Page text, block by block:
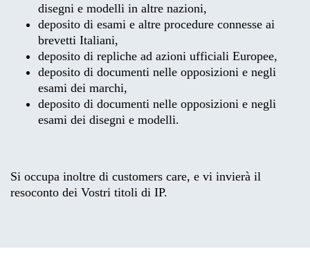
disegni e modelli in altre nazioni,
deposito di esami e altre procedure connesse ai
brevetti Italiani,
deposito di repliche ad azioni ufficiali Europee,
deposito di documenti nelle opposizioni e negli
esami dei marchi,
deposito di documenti nelle opposizioni e negli
esami dei disegni e modelli.
Si occupa inoltre di customers care, e vi invierà il
resoconto dei Vostri titoli di IP.